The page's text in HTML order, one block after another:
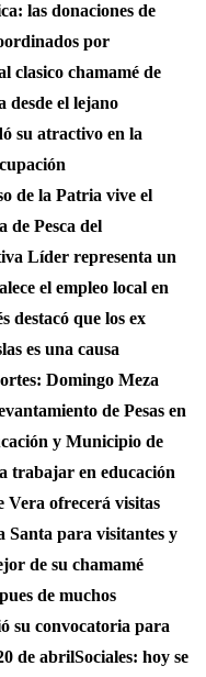
las donaciones de
por
clasico chamamé de
desde el lejano
su atractivo en la
de la Patria vive el
de Pesca del
Líder representa un
el empleo local en
destacó que los ex
es una causa
Domingo Meza
de Pesas en
y Municipio de
trabajar en educación
Vera ofrecerá visitas
Santa para visitantes y
de su chamamé
de muchos
su convocatoria para
de abrilSociales: hoy se